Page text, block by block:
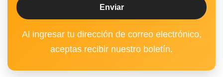
Al ingresar tu dirección de correo electrónico,
aceptas recibir nuestro boletín.